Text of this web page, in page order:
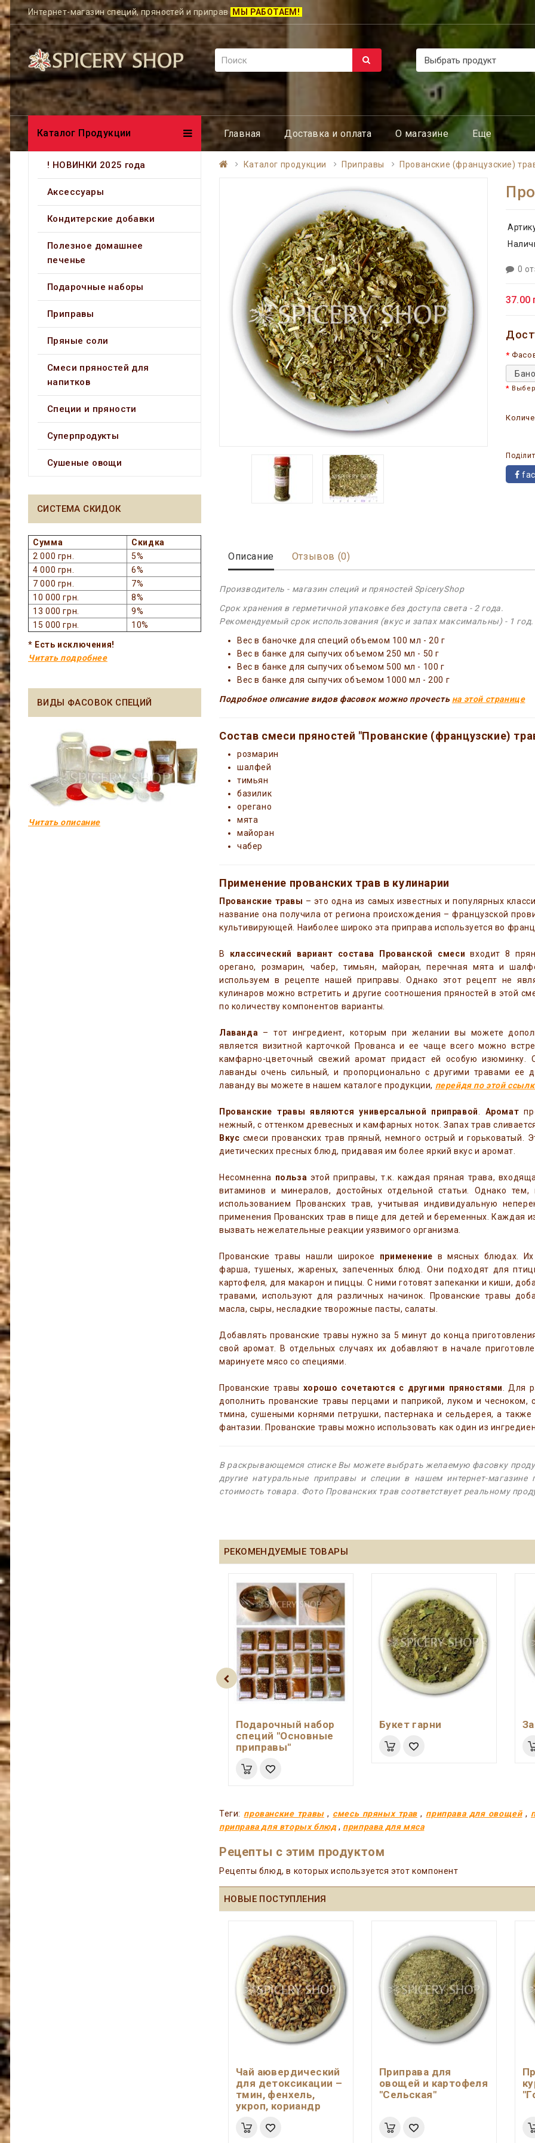
Интернет-магазин специй, пряностей и приправ МЫ РАБОТАЕМ!
Главная Доставка и оплата О магазине Еще
Каталог продукции Приправы Прованские (французские)
Каталог Продукции
! НОВИНКИ 2025 года
Аксессуары
Кондитерские добавки
Полезное домашнее
печенье
Подарочные наборы
Приправы
Пряные соли
Смеси пряностей для
напитков
Специи и пряности
Суперпродукты
Сушеные овощи
СИСТЕМА СКИДОК
Сумма
Скидка
2 000 грн.
5%
4 000 грн.
6%
7 000 грн.
7%
10 000 грн.
8%
13 000 грн.
9%
15 000 грн.
10%
* Есть исключения!
Читать подробнее
ВИДЫ ФАСОВОК СПЕЦИЙ
Читать описание
0
37.00
Описание Отзывов (0)
Производитель - магазин специй и пряностей SpiceryShop
Срок хранения в герметичной упаковке без доступа света - 2 года.
Рекомендуемый срок использования (вкус и запах максимальны) - 1 год.
Вес в баночке для специй объемом 100 мл - 20 г
Вес в банке для сыпучих объемом 250 мл - 50 г
Вес в банке для сыпучих объемом 500 мл - 100 г
Вес в банке для сыпучих объемом 1000 мл - 200 г
Подробное описание видов фасовок можно прочесть на этой странице
Состав смеси пряностей "Прованские (французские)
розмарин
шалфей
тимьян
базилик
орегано
мята
майоран
чабер
Применение прованских трав в кулинарии
Прованские травы – это одна из самых известных и популярных
название она получила от региона происхождения – французской
культивирующей. Наиболее широко эта приправа используется во
В классический вариант состава Прованской смеси входит 8
орегано, розмарин, чабер, тимьян, майоран, перечная мята и
используем в рецепте нашей приправы. Однако этот рецепт не
кулинаров можно встретить и другие соотношения пряностей в этой
по количеству компонентов варианты.
Лаванда – тот ингредиент, которым при желании вы можете
является визитной карточкой Прованса и ее чаще всего можно
камфарно-цветочный свежий аромат придаст ей особую изюминку.
лаванды очень сильный, и пропорционально с другими травами ее
лаванду вы можете в нашем каталоге продукции, перейдя по этой
Прованские травы являются универсальной приправой Аромат
нежный, с оттенком древесных и камфарных ноток. Запах трав
Вкус смеси прованских трав пряный, немного острый и горьковатый.
диетических пресных блюд, придавая им более яркий вкус и аромат.
Несомненна польза этой приправы, т.к. каждая пряная трава,
витаминов и минералов, достойных отдельной статьи. Однако
использованием Прованских трав, учитывая индивидуальную
применения Прованских трав в пище для детей и беременных. Каждая
вызвать нежелательные реакции уязвимого организма.
Прованские травы нашли широкое применение в мясных блюдах. Их
фарша, тушеных, жареных, запеченных блюд. Они подходят для
картофеля, для макарон и пиццы. С ними готовят запеканки и киши,
травами, используют для различных начинок. Прованские травы
масла, сыры, несладкие творожные пасты, салаты.
Добавлять прованские травы нужно за 5 минут до конца
свой аромат. В отдельных случаях их добавляют в начале
маринуете мясо со специями.
Прованские травы хорошо сочетаются с другими пряностями
. Для
дополнить прованские травы перцами и паприкой, луком и
тмина, сушеными корнями петрушки, пастернака и сельдерея, а
фантазии. Прованские травы можно использовать как один из
В раскрывающемся списке Вы можете выбрать желаемую фасовку
другие натуральные приправы и специи в нашем интернет-магазине
стоимость товара. Фото Прованских трав соответствует реальному
РЕКОМЕНДУЕМЫЕ ТОВАРЫ
Подарочный набор
специй "Основные
приправы"
Букет гарни
Теги: прованские травы, смесь пряных трав , приправа для овощей,
приправа для вторых блюд, приправа для мяса
Рецепты с этим продуктом
Рецепты блюд, в которых используется этот компонент
НОВЫЕ ПОСТУПЛЕНИЯ
Чай аювердический
для детоксикации –
тмин, фенхель,
укроп, кориандр
Приправа для
овощей и картофеля
"Сельская"